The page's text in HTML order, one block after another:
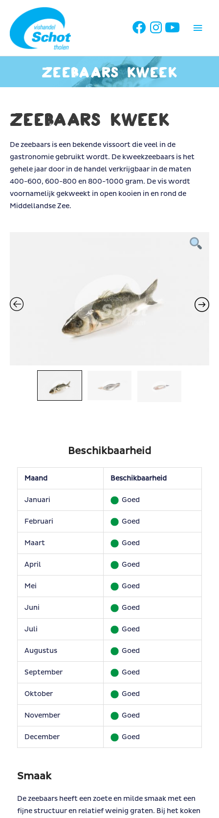
inhoud
Zeebaars kweek
Zeebaars kweek
De zeebaars is een bekende vissoort die veel in de
gastronomie gebruikt wordt. De kweekzeebaars is het
gehele jaar door in de handel verkrijgbaar in de maten
400-600, 600-800 en 800-1000 gram. De vis wordt
voornamelijk gekweekt in open kooien in en rond de
Middellandse Zee.
Beschikbaarheid
Maand Beschikbaarheid
Januari Goed
Februari Goed
Maart Goed
April Goed
Mei Goed
Juni Goed
Juli Goed
Augustus Goed
September Goed
Oktober Goed
November Goed
December Goed
Smaak
De zeebaars heeft een zoete en milde smaak met een
fijne structuur en relatief weinig graten. Bij het koken